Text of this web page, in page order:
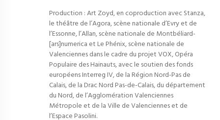
Production : Art Zoyd, en coproduction avec Stanza,
le théâtre de l’Agora, scène nationale d’Evry et de
l’Essonne, l’Allan, scène nationale de Montbéliard-
[ars]numerica et Le Phénix, scène nationale de
Valenciennes dans le cadre du projet VOX, Opéra
Populaire des Hainauts, avec le soutien des fonds
européens Interreg IV, de la Région Nord-Pas de
Calais, de la Drac Nord Pas-de-Calais, du département
du Nord, de l’Agglomération Valenciennes
Métropole et de la Ville de Valenciennes et de
l’Espace Pasolini.